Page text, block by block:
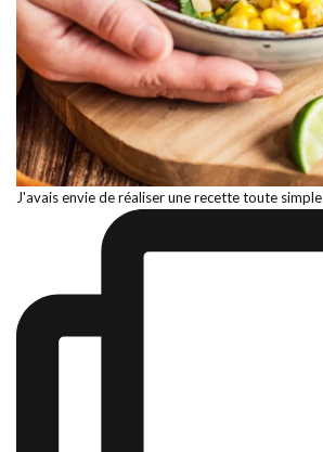
J'avais envie de réaliser une recette toute simple